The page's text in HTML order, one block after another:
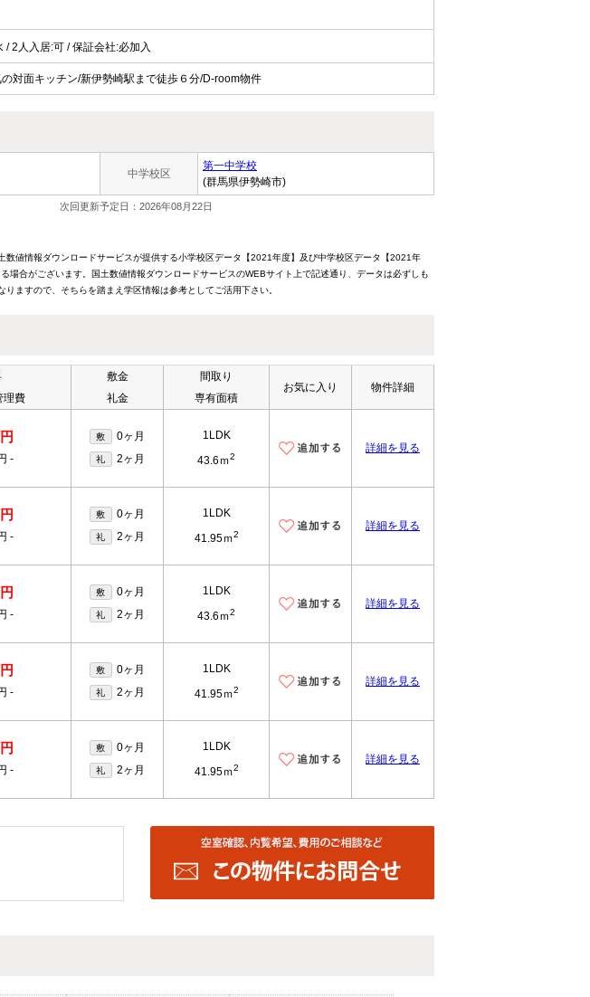
/ 2人入居:可 / 保証会社:必加入
対面キッチン/新伊勢崎駅まで徒歩６分/D-room物件
中学校区
第一中学校
(群馬県伊勢崎市)
次回更新予定日：2026年08月22日
数値情報ダウンロードサービスが提供する小学校区データ【2021年度】及び中学校区データ【2021年
場合がございます。国土数値情報ダウンロードサービスのWEBサイト上で記述通り、データは必ずしも
ますので、そちらを踏まえ学区情報は参考としてご活用下さい。
理費
敷金
礼金
間取り
専有面積
お気に入り 物件詳細
-
敷 0ヶ月
礼 2ヶ月
1LDK
43.6ｍ2
詳細を見る
-
敷 0ヶ月
礼 2ヶ月
1LDK
41.95ｍ2
詳細を見る
-
敷 0ヶ月
礼 2ヶ月
1LDK
43.6ｍ2
詳細を見る
-
敷 0ヶ月
礼 2ヶ月
1LDK
41.95ｍ2
詳細を見る
-
敷 0ヶ月
礼 2ヶ月
1LDK
41.95ｍ2
詳細を見る